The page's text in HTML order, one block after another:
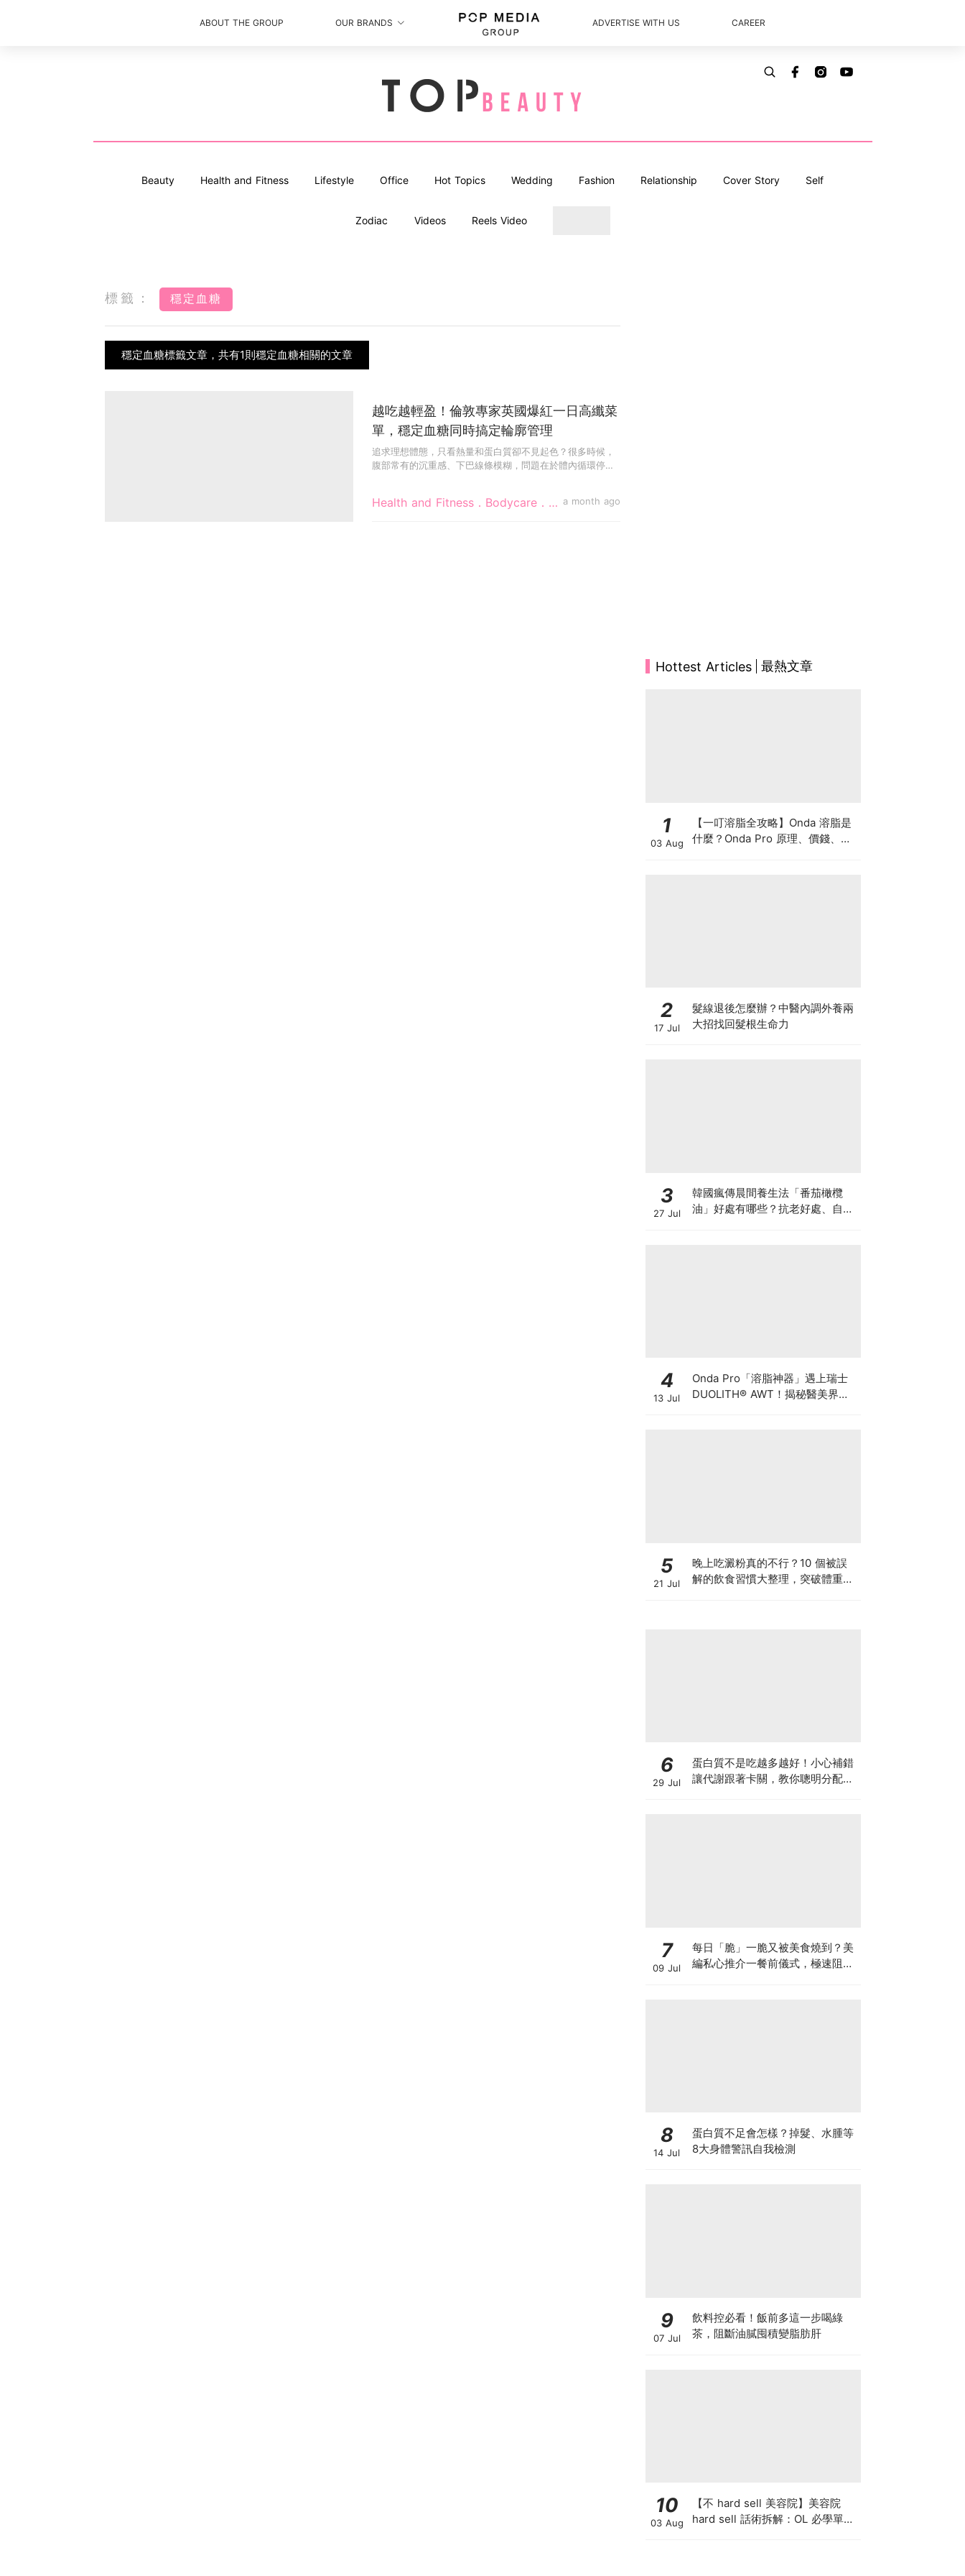
ABOUT THE GROUP OUR BRANDS ADVERTISE WITH US CAREER
Beauty Health and Fitness Lifestyle Office Hot Topics Wedding Fashion Relationship Cover Story Self
Zodiac Videos Reels Video
標籤： 穩定血糖
穩定血糖標籤文章，共有1則穩定血糖相關的文章
Health and Fitness．Bodycare．Diet a month ago
越吃越輕盈！倫敦專家英國爆紅一日高纖菜
單，穩定血糖同時搞定輪廓管理
追求理想體態，只看熱量和蛋白質卻不見起色？很多時候，
腹部常有的沉重感、下巴線條模糊，問題在於體內循環停
Hottest Articles 最熱文章
1
03 Aug
【一叮溶脂全攻略】Onda 溶脂是
什麼？Onda Pro 原理、價錢、次
2
17 Jul
髮線退後怎麼辦？中醫內調外養兩
大招找回髮根生命力
3
27 Jul
韓國瘋傳晨間養生法「番茄橄欖
油」好處有哪些？抗老好處、自製
4
13 Jul
Onda Pro「溶脂神器」遇上瑞士
DUOLITH® AWT！揭秘醫美界悄
5
21 Jul
晚上吃澱粉真的不行？10 個被誤
解的飲食習慣大整理，突破體重停
6
29 Jul
蛋白質不是吃越多越好！小心補錯
讓代謝跟著卡關，教你聰明分配三
7
09 Jul
每日「脆」一脆又被美食燒到？美
編私心推介一餐前儀式，極速阻碳
8
14 Jul
蛋白質不足會怎樣？掉髮、水腫等
8大身體警訊自我檢測
9
07 Jul
飲料控必看！飯前多這一步喝綠
茶，阻斷油膩囤積變脂肪肝
10
03 Aug
【不 hard sell 美容院】美容院
hard sell 話術拆解：OL 必學單次